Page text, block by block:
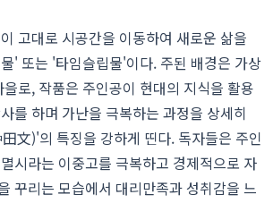
고대로 시공간을 이동하여 새로운 삶을
' 또는 '타임슬립물'이다. 주된 배경은 가상
로, 작품은 주인공이 현대의 지식을 활용
를 하며 가난을 극복하는 과정을 상세히
文)'의 특징을 강하게 띤다. 독자들은 주인
시라는 이중고를 극복하고 경제적으로 자
꾸리는 모습에서 대리만족과 성취감을 느